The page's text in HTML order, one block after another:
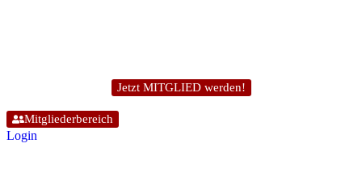
Jetzt MITGLIED werden!
Mitgliederbereich
Login